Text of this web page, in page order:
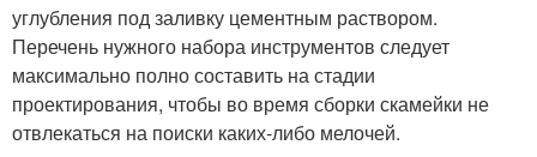
углубления под заливку цементным раствором.
Перечень нужного набора инструментов следует
максимально полно составить на стадии
проектирования, чтобы во время сборки скамейки не
отвлекаться на поиски каких-либо мелочей.